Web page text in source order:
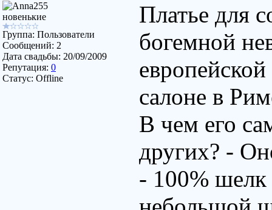
новенькие
Группа: Пользователи
Сообщений: 2
Дата свадьбы: 20/09/2009
Репутация: 0
Статус: Offline
Платье для
богемной
салоне в
В чем его
других? -
- 100%